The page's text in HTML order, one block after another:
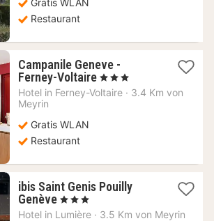
Gratis WLAN
Restaurant
Campanile Geneve -
Ferney-Voltaire 1
Nacht
, 3 Sterne
Hotel in Ferney-Voltaire · 3.4 Km von
Meyrin
Gratis WLAN
Restaurant
ibis Saint Genis Pouilly
Genève 1
Nacht
, 3 Sterne
Hotel in Lumière · 3.5 Km von Meyrin